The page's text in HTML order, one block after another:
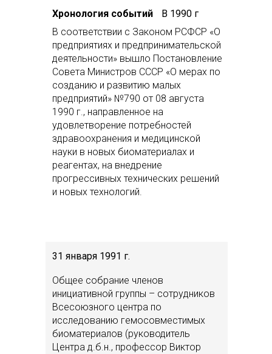
В соответствии с Законом РСФСР «О
предприятиях и предпринимательской
деятельности» вышло Постановление
Совета Министров СССР «О мерах по
созданию и развитию малых
предприятий» №790 от 08 августа
1990 г., направленное на
удовлетворение потребностей
здравоохранения и медицинской
науки в новых биоматериалах и
реагентах, на внедрение
прогрессивных технических решений
и новых технологий.
Хронология событий В 1990 г
31 января 1991 г.
Общее собрание членов
инициативной группы – сотрудников
Всесоюзного центра по
исследованию гемосовместимых
биоматериалов (руководитель
Центра д.б.н., профессор Виктор